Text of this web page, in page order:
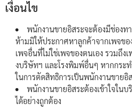
เงื่อนไข
พนักงานขายอิสระจะต้องมีช่องท
ห้ามมิให้ประกาศหาลูกค้าจากเพจข
เพจอื่นที่ไม่ใช่เพจของตนเอง รวมถึง
งบริษัทฯ และโรงพิมพ์อื่นๆ หากกระ
ในการตัดสิทธิการเป็นพนักงานขายอิ
พนักงานขายอิสระต้องเข้าใจใน
ได้อย่างถูกต้อง